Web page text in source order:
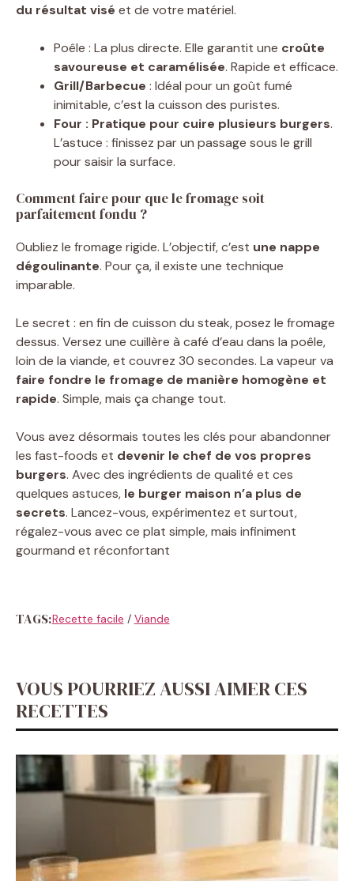
du résultat visé et de votre matériel.
Poêle : La plus directe. Elle garantit une croûte
savoureuse et caramélisée. Rapide et efficace.
Grill/Barbecue : Idéal pour un goût fumé
inimitable, c’est la cuisson des puristes.
Four : Pratique pour cuire plusieurs burgers.
L’astuce : finissez par un passage sous le grill
pour saisir la surface.
Comment faire pour que le fromage soit
parfaitement fondu ?
Oubliez le fromage rigide. L’objectif, c’est une nappe
dégoulinante. Pour ça, il existe une technique
imparable.
Le secret : en fin de cuisson du steak, posez le fromage
dessus. Versez une cuillère à café d’eau dans la poêle,
loin de la viande, et couvrez 30 secondes. La vapeur va
faire fondre le fromage de manière homogène et
rapide. Simple, mais ça change tout.
Vous avez désormais toutes les clés pour abandonner
les fast-foods et devenir le chef de vos propres
burgers. Avec des ingrédients de qualité et ces
quelques astuces, le burger maison n’a plus de
secrets. Lancez-vous, expérimentez et surtout,
régalez-vous avec ce plat simple, mais infiniment
gourmand et réconfortant
TAGS:Recette facile / Viande
VOUS POURRIEZ AUSSI AIMER CES
RECETTES